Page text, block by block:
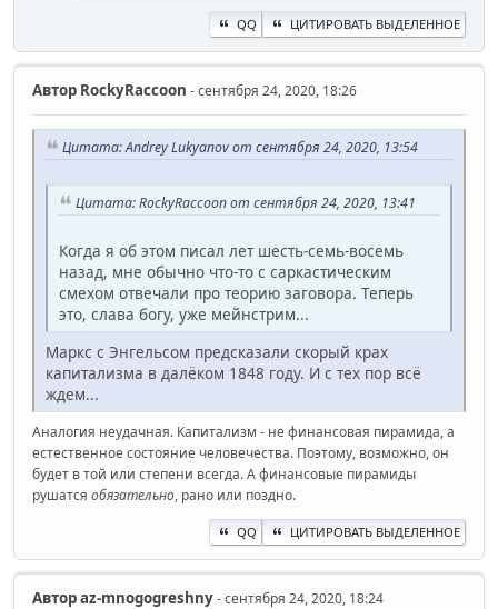
QQ ЦИТИРОВАТЬ ВЫДЕЛЕННОЕ
Автор RockyRaccoon - сентября 24, 2020, 18:26
Цитата: Andrey Lukyanov от сентября 24, 2020, 13:54
Цитата: RockyRaccoon от сентября 24, 2020, 13:41
Когда я об этом писал лет шесть-семь-восемь
назад, мне обычно что-то с саркастическим
смехом отвечали про теорию заговора. Теперь
это, слава богу, уже мейнстрим...
Маркс с Энгельсом предсказали скорый крах
капитализма в далёком 1848 году. И с тех пор всё
ждем...
Аналогия неудачная. Капитализм - не финансовая пирамида, а
естественное состояние человечества. Поэтому, возможно, он
будет в той или степени всегда. А финансовые пирамиды
рушатся обязательно, рано или поздно.
QQ ЦИТИРОВАТЬ ВЫДЕЛЕННОЕ
Авторaz-mnogogreshny- сентября 24, 2020, 18:24